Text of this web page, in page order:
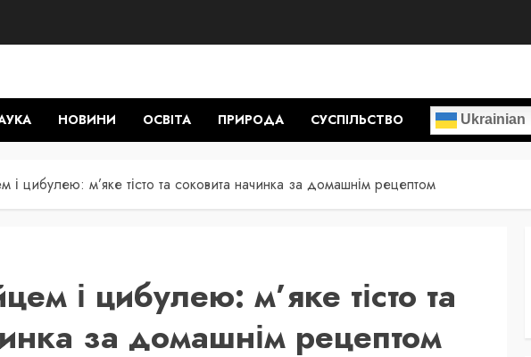
НОВИНИ ОСВІТА ПРИРОДА СУСПІЛЬСТВО Ukrainian
і цибулею: м’яке тісто та соковита начинка за домашнім рецептом
і цибулею: м’яке тісто та
за домашнім рецептом